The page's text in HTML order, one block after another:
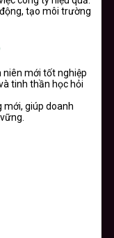
tạo môi trường
niên mới tốt nghiệp
tinh thần học hỏi
mới, giúp doanh